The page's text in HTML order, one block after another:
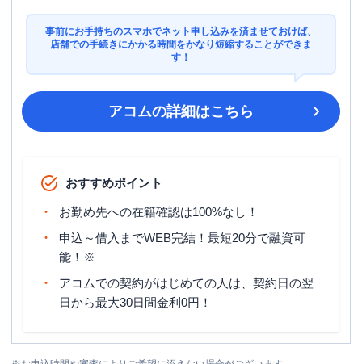
事前にお手持ちのスマホでネット申し込みを済ませておけば、
店舗での手続きにかかる時間をかなり短縮することができま
す！
アコムの詳細はこちら
おすすめポイント
お勤め先への在籍確認は100%なし！
申込～借入までWEB完結！最短20分で融資可
能！※
アコムでの契約がはじめての人は、契約日の翌
日から最大30日間金利0円！